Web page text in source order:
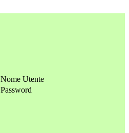
Nome Utente
Password